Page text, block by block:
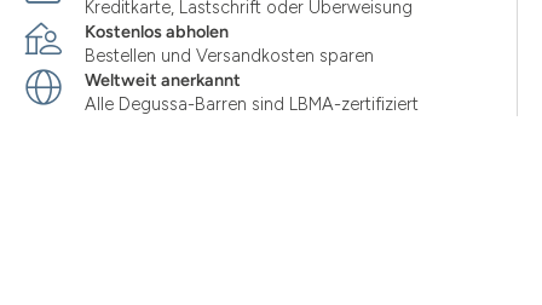
Kreditkarte, Lastschrift oder Überweisung
Kostenlos abholen
Bestellen und Versandkosten sparen
Weltweit anerkannt
Alle Degussa-Barren sind LBMA-zertifiziert